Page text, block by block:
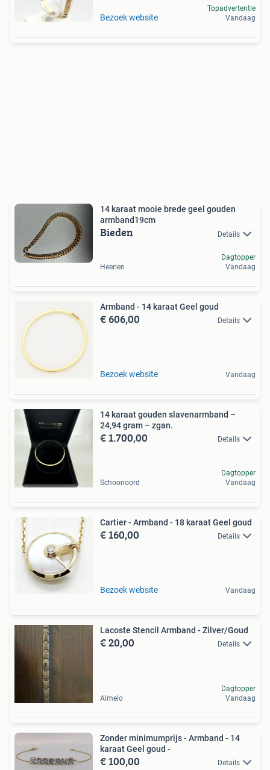
Bezoek website
Topadvertentie
Vandaag
14 karaat mooie brede geel gouden
armband19cm
Bieden Details
Heerlen
Dagtopper
Vandaag
Armband - 14 karaat Geel goud
€ 606,00 Details
Bezoek website Vandaag
14 karaat gouden slavenarmband –
24,94 gram – zgan.
€ 1.700,00 Details
Schoonoord
Dagtopper
Vandaag
Cartier - Armband - 18 karaat Geel goud
€ 160,00 Details
Bezoek website Vandaag
Lacoste Stencil Armband - Zilver/Goud
€ 20,00 Details
Almelo
Dagtopper
Vandaag
Zonder minimumprijs - Armband - 14
karaat Geel goud -
€ 100,00 Details